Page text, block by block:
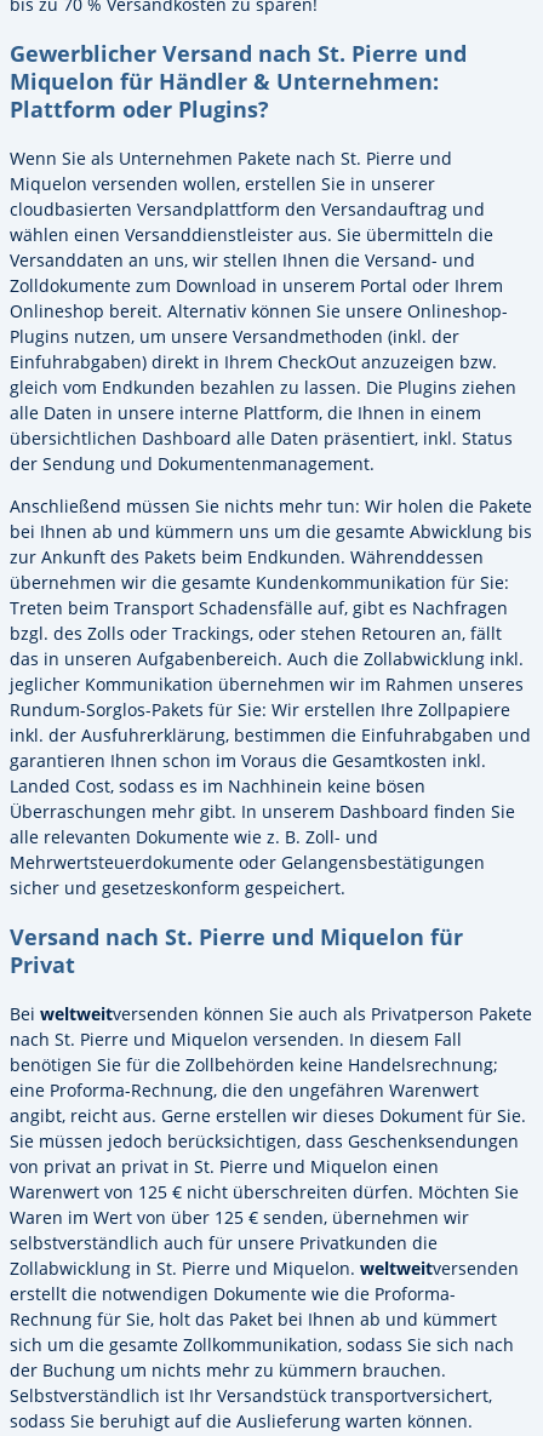
Gewerblicher Versand nach St. Pierre und
Miquelon für Händler & Unternehmen:
Plattform oder Plugins?
Wenn Sie als Unternehmen Pakete nach St. Pierre und
Miquelon versenden wollen, erstellen Sie in unserer
cloudbasierten Versandplattform den Versandauftrag und
wählen einen Versanddienstleister aus. Sie übermitteln die
Versanddaten an uns, wir stellen Ihnen die Versand- und
Zolldokumente zum Download in unserem Portal oder Ihrem
Onlineshop bereit. Alternativ können Sie unsere Onlineshop-
Plugins nutzen, um unsere Versandmethoden (inkl. der
Einfuhrabgaben) direkt in Ihrem CheckOut anzuzeigen bzw.
gleich vom Endkunden bezahlen zu lassen. Die Plugins ziehen
alle Daten in unsere interne Plattform, die Ihnen in einem
übersichtlichen Dashboard alle Daten präsentiert, inkl. Status
der Sendung und Dokumentenmanagement.
Anschließend müssen Sie nichts mehr tun: Wir holen die Pakete
bei Ihnen ab und kümmern uns um die gesamte Abwicklung bis
zur Ankunft des Pakets beim Endkunden. Währenddessen
übernehmen wir die gesamte Kundenkommunikation für Sie:
Treten beim Transport Schadensfälle auf, gibt es Nachfragen
bzgl. des Zolls oder Trackings, oder stehen Retouren an, fällt
das in unseren Aufgabenbereich. Auch die Zollabwicklung inkl.
jeglicher Kommunikation übernehmen wir im Rahmen unseres
Rundum-Sorglos-Pakets für Sie: Wir erstellen Ihre Zollpapiere
inkl. der Ausfuhrerklärung, bestimmen die Einfuhrabgaben und
garantieren Ihnen schon im Voraus die Gesamtkosten inkl.
Landed Cost, sodass es im Nachhinein keine bösen
Überraschungen mehr gibt. In unserem Dashboard finden Sie
alle relevanten Dokumente wie z. B. Zoll- und
Mehrwertsteuerdokumente oder Gelangensbestätigungen
sicher und gesetzeskonform gespeichert.
Versand nach St. Pierre und Miquelon für
Privat
Bei weltweitversenden können Sie auch als Privatperson Pakete
nach St. Pierre und Miquelon versenden. In diesem Fall
benötigen Sie für die Zollbehörden keine Handelsrechnung;
eine Proforma-Rechnung, die den ungefähren Warenwert
angibt, reicht aus. Gerne erstellen wir dieses Dokument für Sie.
Sie müssen jedoch berücksichtigen, dass Geschenksendungen
von privat an privat in St. Pierre und Miquelon einen
Warenwert von 125 € nicht überschreiten dürfen. Möchten Sie
Waren im Wert von über 125 € senden, übernehmen wir
selbstverständlich auch für unsere Privatkunden die
Zollabwicklung in St. Pierre und Miquelon. weltweitversenden
erstellt die notwendigen Dokumente wie die Proforma-
Rechnung für Sie, holt das Paket bei Ihnen ab und kümmert
sich um die gesamte Zollkommunikation, sodass Sie sich nach
der Buchung um nichts mehr zu kümmern brauchen.
Selbstverständlich ist Ihr Versandstück transportversichert,
sodass Sie beruhigt auf die Auslieferung warten können.